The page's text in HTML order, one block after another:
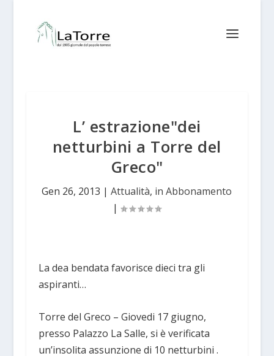
L’ estrazione"dei
netturbini a Torre del
Greco"
Gen 26, 2013 |Attualità, in Abbonamento
|
La dea bendata favorisce dieci tra gli
aspiranti…
Torre del Greco – Giovedi 17 giugno,
presso Palazzo La Salle, si è verificata
un’insolita assunzione di 10 netturbini .